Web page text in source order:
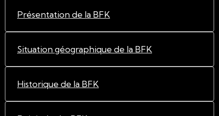
Présentation de la BFK
Situation géographique de la BFK
Historique de la BFK